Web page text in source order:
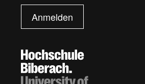
Anmelden